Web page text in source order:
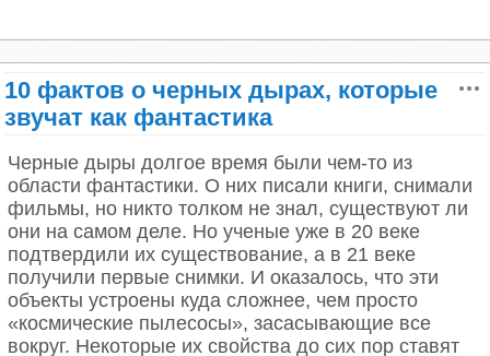
— Именно так. И это касается даже самых
известных сюжетов. Все знают школьный ответ на
вопрос, почему вымерли динозавры: упал
астероид, и они исчезли. На самом деле это
событие в непрерывной континентальной летописи
хорошо прослежено лишь в очень ограниченном
числе мест.
Есть известные разрезы, где можно видеть
переход от позднего мела к палеоцену: в верхних
слоях мелового периода еще встречаются кости
динозавров, а в вышележащих палеоценовых —
уже нет. Но такая последовательность в мире
10 фактов о черных дырах, которые
звучат как фантастика
Черные дыры долгое время были чем-то из
области фантастики. О них писали книги, снимали
фильмы, но никто толком не знал, существуют ли
они на самом деле. Но ученые уже в 20 веке
подтвердили их существование, а в 21 веке
получили первые снимки. И оказалось, что эти
объекты устроены куда сложнее, чем просто
«космические пылесосы», засасывающие все
вокруг. Некоторые их свойства до сих пор ставят